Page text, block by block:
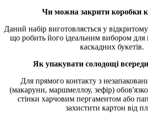
Чи можна закрити коробки
Даний набір виготовляється у
що робить його ідеальним вибором
каскадних букетів.
Як упакувати солодощі
Для прямого контакту з
(макаруни, маршмеллоу, зефір)
стінки харчовим пергаментом або
захистити картон від